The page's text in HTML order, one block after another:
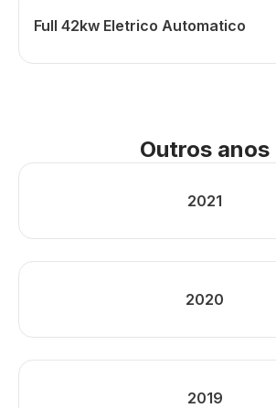
Full 42kw Eletrico Automatico
Outros anos
2021
2020
2019